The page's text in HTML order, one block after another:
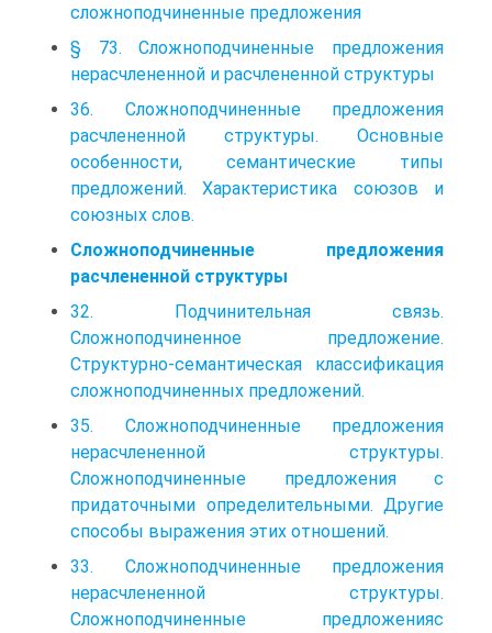
сложноподчиненные предложения
§ 73. Сложноподчиненные предложения
нерасчлененной и расчлененной структуры
36. Сложноподчиненные предложения
расчлененной структуры. Основные
особенности, семантические типы
предложений. Характеристика союзов и
союзных слов.
Сложноподчиненные предложения
расчлененной структуры
32. Подчинительная связь.
Сложноподчиненное предложение.
Структурно-семантическая классификация
сложноподчиненных предложений.
35. Сложноподчиненные предложения
нерасчлененной структуры.
Сложноподчиненные предложения с
придаточными определительными. Другие
способы выражения этих отношений.
33. Сложноподчиненные предложения
нерасчлененной структуры.
Сложноподчиненные предложенияс